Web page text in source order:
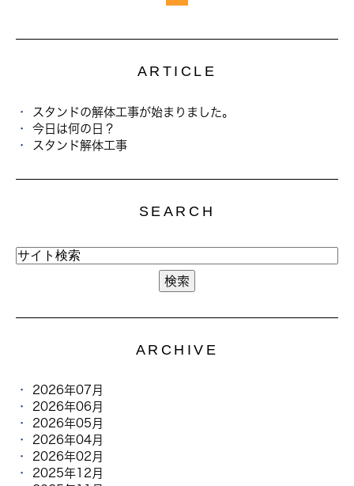
ARTICLE
スタンドの解体工事が始まりました。
今日は何の日？
スタンド解体工事
SEARCH
ARCHIVE
2026年07月
2026年06月
2026年05月
2026年04月
2026年02月
2025年12月